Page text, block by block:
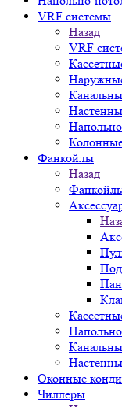
VRF системы
Назад
VRF
Фанкойлы
Назад
Оконные
Чиллеры